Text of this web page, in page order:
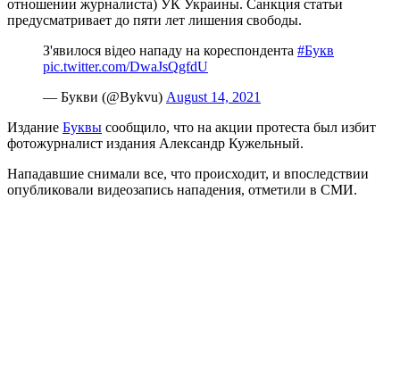
отношении журналиста) УК Украины. Санкция статьи
предусматривает до пяти лет лишения свободы.
З'явилося відео нападу на кореспондента #Букв
pic.twitter.com/DwaJsQgfdU
— Букви (@Bykvu) August 14, 2021
Издание Буквы сообщило, что на акции протеста был избит
фотожурналист издания Александр Кужельный.
Нападавшие снимали все, что происходит, и впоследствии
опубликовали видеозапись нападения, отметили в СМИ.